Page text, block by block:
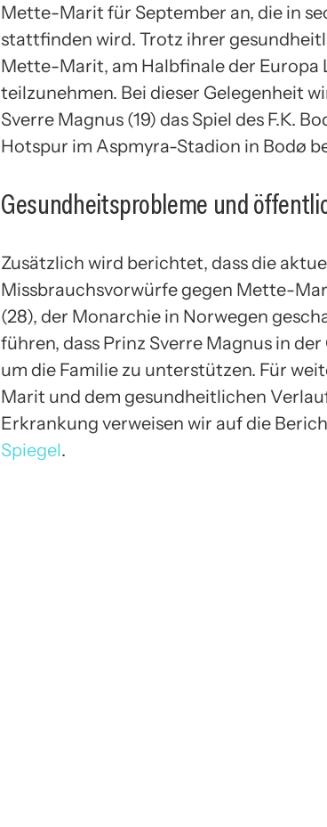
Mette-Marit für September an, die in
stattfinden wird. Trotz ihrer
Mette-Marit, am Halbfinale der Europa
teilzunehmen. Bei dieser Gelegenheit
Sverre Magnus (19) das Spiel des F.K.
Hotspur im Aspmyra-Stadion in Bodø
Gesundheitsprobleme und
Zusätzlich wird berichtet, dass die
Missbrauchsvorwürfe gegen Mette-
(28), der Monarchie in Norwegen
führen, dass Prinz Sverre Magnus in
um die Familie zu unterstützen. Für
Marit und dem gesundheitlichen
Erkrankung verweisen wir auf die
Spiegel.